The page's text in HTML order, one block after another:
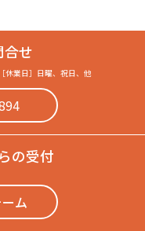
合せ
［休業日］ 日曜、祝日、他
の受付
ム